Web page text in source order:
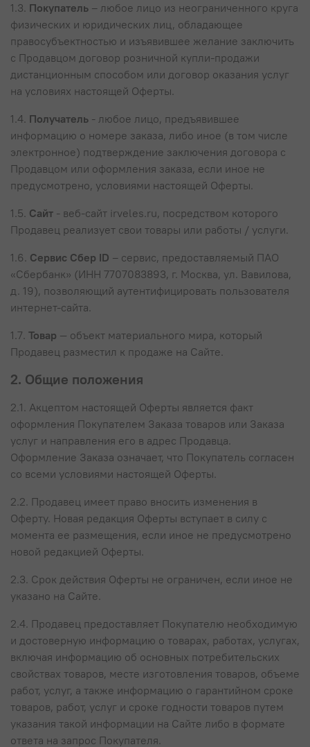
1.3. Покупатель – любое лицо из неограниченного круга
физических и юридических лиц, обладающее
правосубъектностью и изъявившее желание заключить
с Продавцом договор розничной купли-продажи
дистанционным способом или договор оказания услуг
на условиях настоящей Оферты.
1.4. Получатель - любое лицо, предъявившее
информацию о номере заказа, либо иное (в том числе
электронное) подтверждение заключения договора с
Продавцом или оформления заказа, если иное не
предусмотрено, условиями настоящей Оферты.
1.5. Сайт - веб-сайт irveles.ru, посредством которого
Продавец реализует свои товары или работы / услуги.
1.6. Сервис Сбер ID – сервис, предоставляемый ПАО
«Сбербанк» (ИНН 7707083893, г. Москва, ул. Вавилова,
д. 19), позволяющий аутентифицировать пользователя
интернет-сайта.
1.7. Товар — объект материального мира, который
Продавец разместил к продаже на Сайте.
2. Общие положения
2.1. Акцептом настоящей Оферты является факт
оформления Покупателем Заказа товаров или Заказа
услуг и направления его в адрес Продавца.
Оформление Заказа означает, что Покупатель согласен
со всеми условиями настоящей Оферты.
2.2. Продавец имеет право вносить изменения в
Оферту. Новая редакция Оферты вступает в силу с
момента ее размещения, если иное не предусмотрено
новой редакцией Оферты.
2.3. Срок действия Оферты не ограничен, если иное не
указано на Сайте.
2.4. Продавец предоставляет Покупателю необходимую
и достоверную информацию о товарах, работах, услугах,
включая информацию об основных потребительских
свойствах товаров, месте изготовления товаров, объеме
работ, услуг, а также информацию о гарантийном сроке
товаров, работ, услуг и сроке годности товаров путем
указания такой информации на Сайте либо в формате
ответа на запрос Покупателя.